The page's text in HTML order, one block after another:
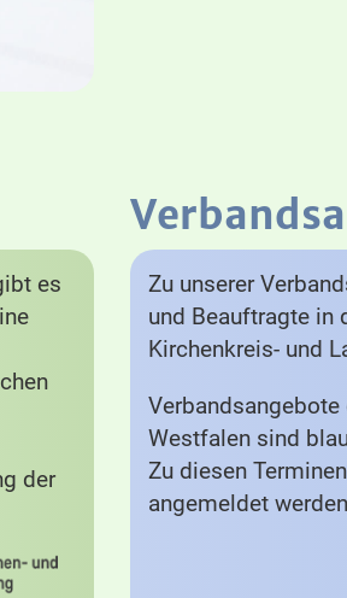
es
der
Zu unserer
und Beauftragte in
Kirchenkreis- und
Westfalen sind
Zu diesen
angemeldet